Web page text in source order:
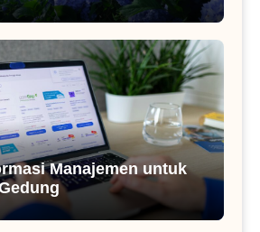
Manajemen untuk